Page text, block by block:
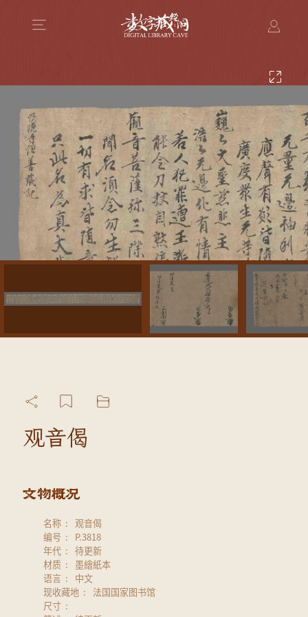
观音偈
名称
观音偈
编号
P.3818
年代
待更新
材质
墨繪紙本
语言
中文
现收藏地
法国国家图书馆
尺寸